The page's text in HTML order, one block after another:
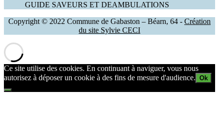
GUIDE SAVEURS ET DEAMBULATIONS
Copyright © 2022 Commune de Gabaston – Béarn, 64 - Création
du site Sylvie CECI
Ce site utilise des cookies. En continuant à naviguer, vous nous
autorisez à déposer un cookie à des fins de mesure d'audience. Ok